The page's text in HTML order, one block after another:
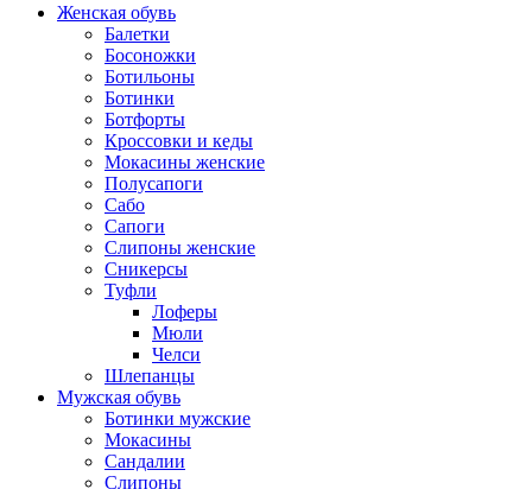
Женская обувь
Балетки
Босоножки
Ботильоны
Ботинки
Ботфорты
Кроссовки и кеды
Мокасины женские
Полусапоги
Сабо
Сапоги
Слипоны женские
Сникерсы
Туфли
Лоферы
Мюли
Челси
Шлепанцы
Мужская обувь
Ботинки мужские
Мокасины
Сандалии
Слипоны